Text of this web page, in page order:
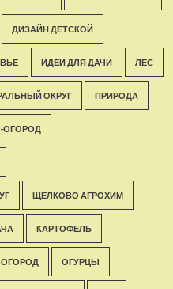
ДИЗАЙН ДЕТСКОЙ
ИДЕИ ДЛЯ ДАЧИ ЛЕС
ОКРУГ ПРИРОДА
ОГОРОД
ЩЕЛКОВО АГРОХИМ
КАРТОФЕЛЬ
ОГОРОД ОГУРЦЫ